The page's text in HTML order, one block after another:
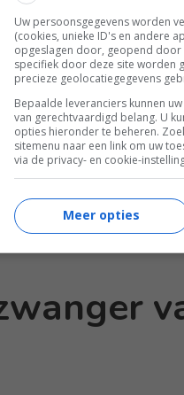
je omgeving? Hoe
te ontwijken of ga
kan bij de
Uw persoonsgegevens worden
(cookies, unieke ID's en andere
opgeslagen door, geopend
specifiek door deze site worden
precieze geolocatiegegevens
Bepaalde leveranciers kunnen
van gerechtvaardigd belang. U
opties hieronder te beheren.
sitemenu naar een link om uw
via de privacy- en cookie-
Meer opties